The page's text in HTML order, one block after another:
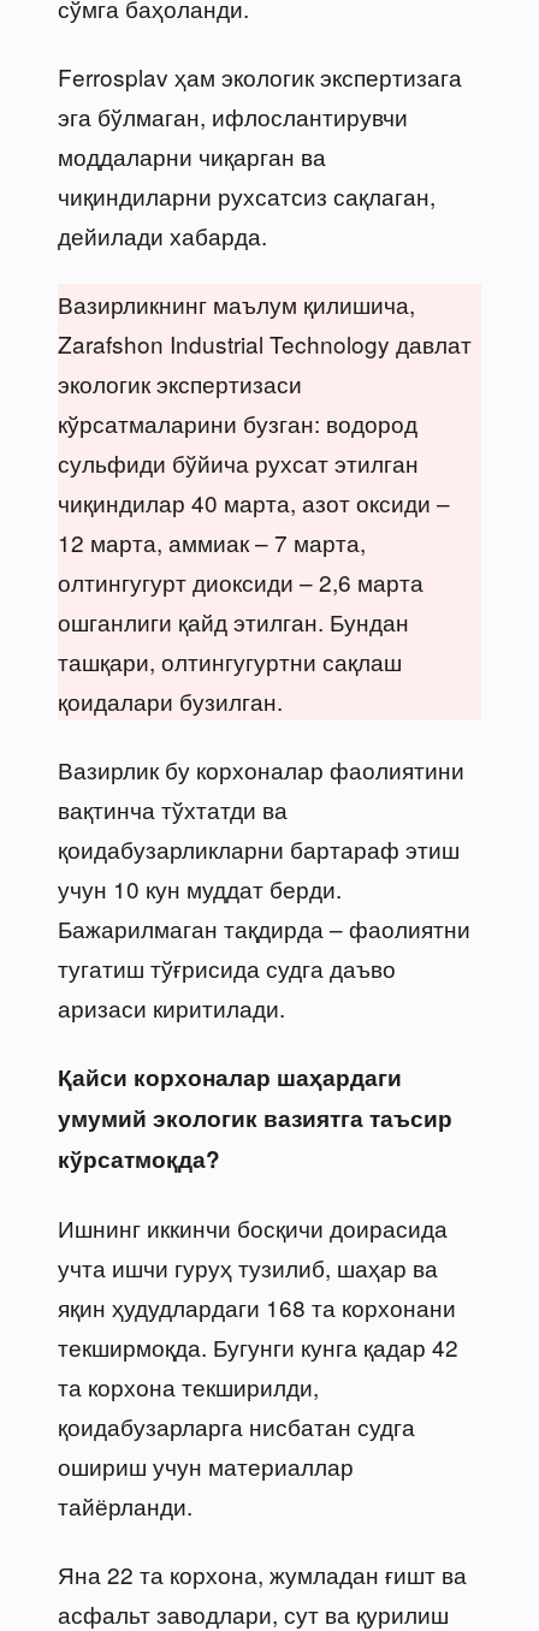
сўмга баҳоланди.
Ferrosplav ҳам экологик экспертизага
эга бўлмаган, ифлослантирувчи
моддаларни чиқарган ва
чиқиндиларни рухсатсиз сақлаган,
дейилади хабарда.
Вазирликнинг маълум қилишича,
Zarafshon Industrial Technology давлат
экологик экспертизаси
кўрсатмаларини бузган: водород
сульфиди бўйича рухсат этилган
чиқиндилар 40 марта, азот оксиди –
12 марта, аммиак – 7 марта,
олтингугурт диоксиди – 2,6 марта
ошганлиги қайд этилган. Бундан
ташқари, олтингугуртни сақлаш
қоидалари бузилган.
Вазирлик бу корхоналар фаолиятини
вақтинча тўхтатди ва
қоидабузарликларни бартараф этиш
учун 10 кун муддат берди.
Бажарилмаган тақдирда – фаолиятни
тугатиш тўғрисида судга даъво
аризаси киритилади.
Қайси корхоналар шаҳардаги
умумий экологик вазиятга таъсир
кўрсатмоқда?
Ишнинг иккинчи босқичи доирасида
учта ишчи гуруҳ тузилиб, шаҳар ва
яқин ҳудудлардаги 168 та корхонани
текширмоқда. Бугунги кунга қадар 42
та корхона текширилди,
қоидабузарларга нисбатан судга
ошириш учун материаллар
тайёрланди.
Яна 22 та корхона, жумладан ғишт ва
асфальт заводлари, сут ва қурилиш